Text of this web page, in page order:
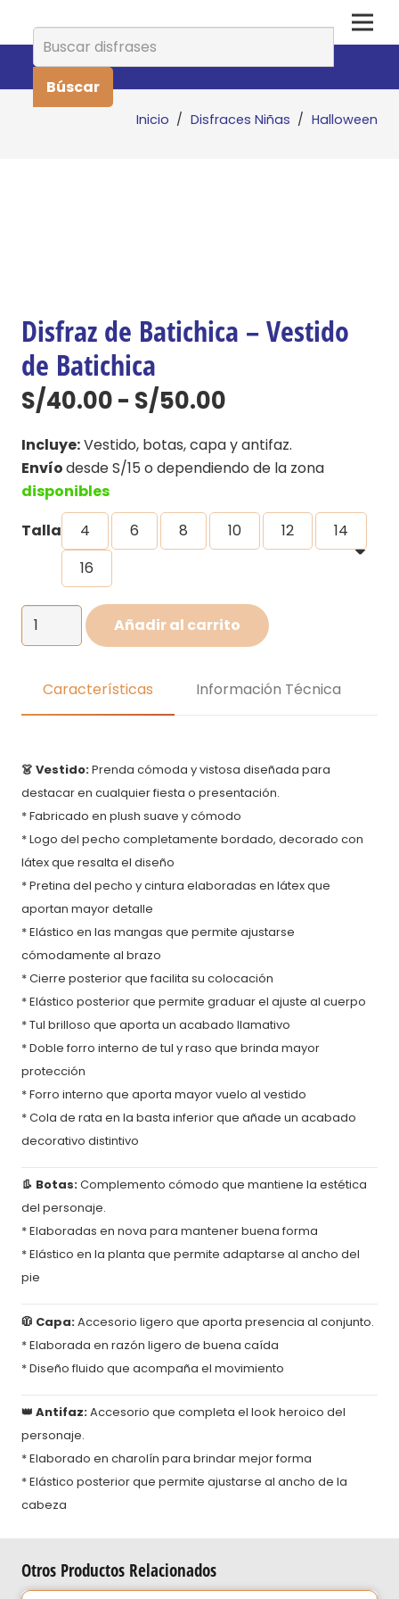
Buscar:
Inicio / Disfraces Niñas / Halloween
Disfraz de Batichica – Vestido
de Batichica
S/40.00- S/50.00
precios:
desde
hasta
S/50.00
Incluye:Vestido, botas, capa y antifaz.
Envíodesde S/15 o dependiendo de la zona
disponibles
Talla
4 6 8 10 12
14
16
Disfraz
de
cantidad
Añadir al carrito
Características Información Técnica
👗 Vestido:Prenda cómoda y vistosa diseñada para
destacar en cualquier fiesta o presentación.
* Fabricado en plush suave y cómodo
* Logo del pecho completamente bordado, decorado con
látex que resalta el diseño
* Pretina del pecho y cintura elaboradas en látex que
aportan mayor detalle
* Elástico en las mangas que permite ajustarse
cómodamente al brazo
* Cierre posterior que facilita su colocación
* Elástico posterior que permite graduar el ajuste al cuerpo
* Tul brilloso que aporta un acabado llamativo
* Doble forro interno de tul y raso que brinda mayor
protección
* Forro interno que aporta mayor vuelo al vestido
* Cola de rata en la basta inferior que añade un acabado
decorativo distintivo
👢 Botas:Complemento cómodo que mantiene la estética
del personaje.
* Elaboradas en nova para mantener buena forma
* Elástico en la planta que permite adaptarse al ancho del
pie
🧥 Capa:Accesorio ligero que aporta presencia al conjunto.
* Elaborada en razón ligero de buena caída
* Diseño fluido que acompaña el movimiento
👑 Antifaz:Accesorio que completa el look heroico del
personaje.
* Elaborado en charolín para brindar mejor forma
* Elástico posterior que permite ajustarse al ancho de la
cabeza
Otros Productos Relacionados